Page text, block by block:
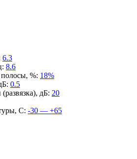
6.3
: 8.6
%: 18%
: 0.5
дБ: 20
С: -30 — +65